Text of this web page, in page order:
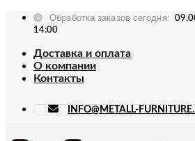
Skip
Обработка заказов сегодня:
14:00
Доставка и оплата
О компании
Контакты
INFO@METALL-